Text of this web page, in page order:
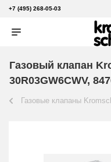
+7 (495) 268-05-03
Газовый клапан
30R03GW6CWV,
Газовые клапаны